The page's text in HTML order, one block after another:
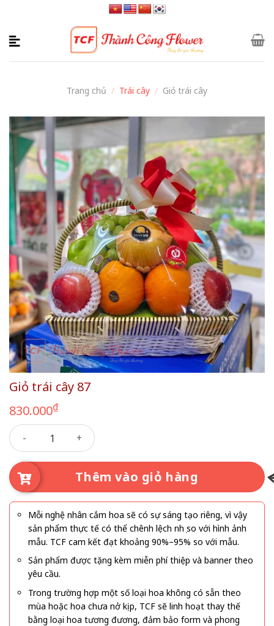
content
Trang chủ / Trái cây / Giỏ trái cây
Giỏ trái cây 87
830.000₫
Giỏ trái cây 87 số lượng
Thêm vào giỏ hàng
Mỗi nghệ nhân cắm hoa sẽ có sự sáng tạo riêng, vì vậy
sản phẩm thực tế có thể chênh lệch nhẹ so với hình ảnh
mẫu. TCF cam kết đạt khoảng 90%–95% so với mẫu.
Sản phẩm được tặng kèm miễn phí thiệp và banner theo
yêu cầu.
Trong trường hợp một số loại hoa không có sẵn theo
mùa hoặc hoa chưa nở kịp, TCF sẽ linh hoạt thay thế
bằng loại hoa tương đương, đảm bảo form và phong